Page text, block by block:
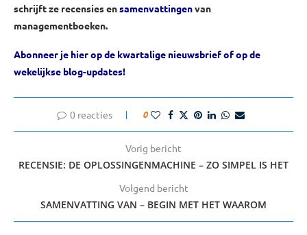
schrijft ze recensies ensamenvattingenvan
managementboeken.
Abonneer je hier op de kwartalige nieuwsbrief of op de
wekelijkse blog-updates!
0 reacties 0
Vorig bericht
RECENSIE: DE OPLOSSINGENMACHINE – ZO SIMPEL IS HET
Volgend bericht
SAMENVATTING VAN – BEGIN MET HET WAAROM